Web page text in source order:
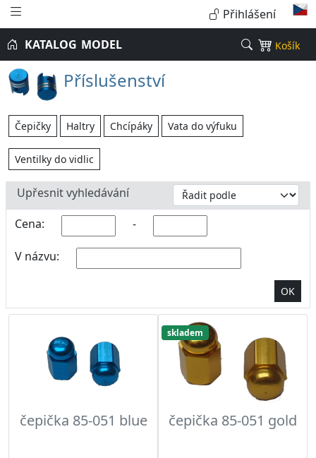
Přihlášení
KATALOG MODEL Košík
Příslušenství
Čepičky Haltry Chcípáky Vata do výfuku
Ventilky do vidlic
Upřesnit vyhledávání
Cena:
-
V názvu:
OK
čepička 85-051 blue
skladem
čepička 85-051 gold